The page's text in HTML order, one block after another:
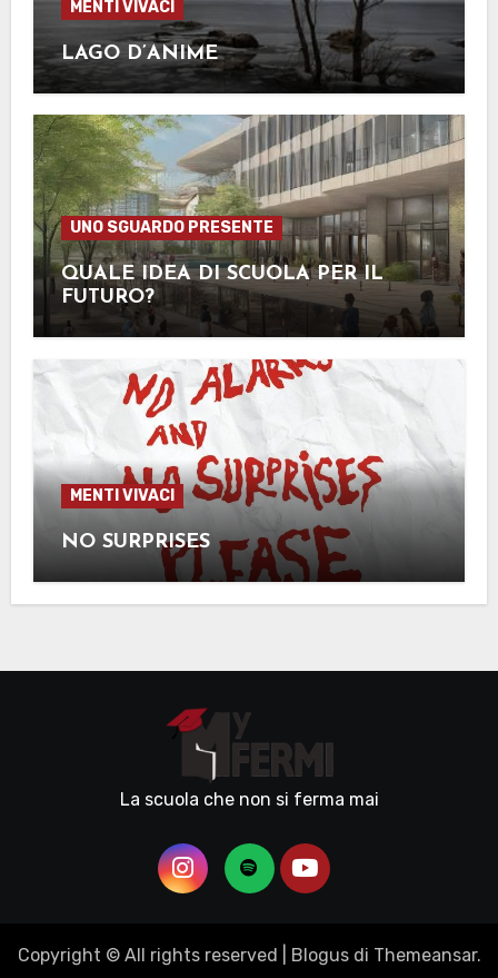
MENTI VIVACI
LAGO D’ANIME
UNO SGUARDO PRESENTE
QUALE IDEA DI SCUOLA PER IL
FUTURO?
MENTI VIVACI
NO SURPRISES
La scuola che non si ferma mai
Copyright © All rights reserved Blogusdi Themeansar.